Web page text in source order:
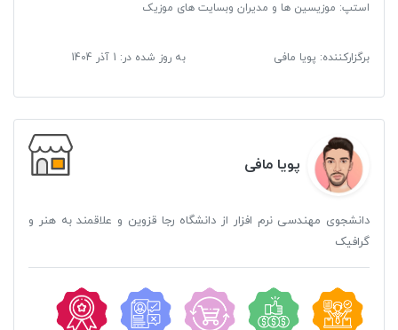
استپ: موزیسین ها و مدیران وبسایت های موزیک
برگزارکننده: پویا مافی به روز شده در: 1 آذر 1404
پویا مافی
دانشجوی مهندسی نرم افزار از دانشگاه رجا قزوین و علاقمند به هنر و
گرافیک